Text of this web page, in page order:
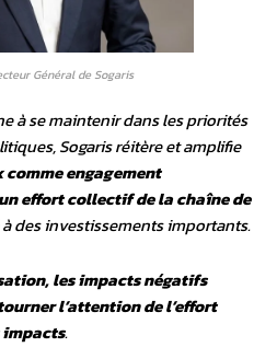
Général de Sogaris
à se maintenir dans les priorités
Sogaris réitère et amplifie
engagement
effort collectif de la chaîne de
à des investissements importants.
les impacts négatifs
l’attention de l’effort
.